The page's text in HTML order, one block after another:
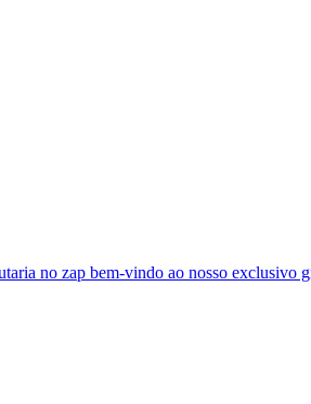
no zap bem-vindo ao nosso exclusivo